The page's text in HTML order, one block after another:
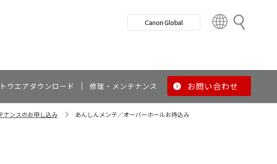
検
Canon Global
t
y
ウエアダウンロード 修理・メンテナンス お問い合わせ
ナンスのお申し込み あんしんメンテ／オーバーホールお持込み